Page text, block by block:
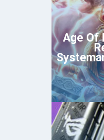
Age Of